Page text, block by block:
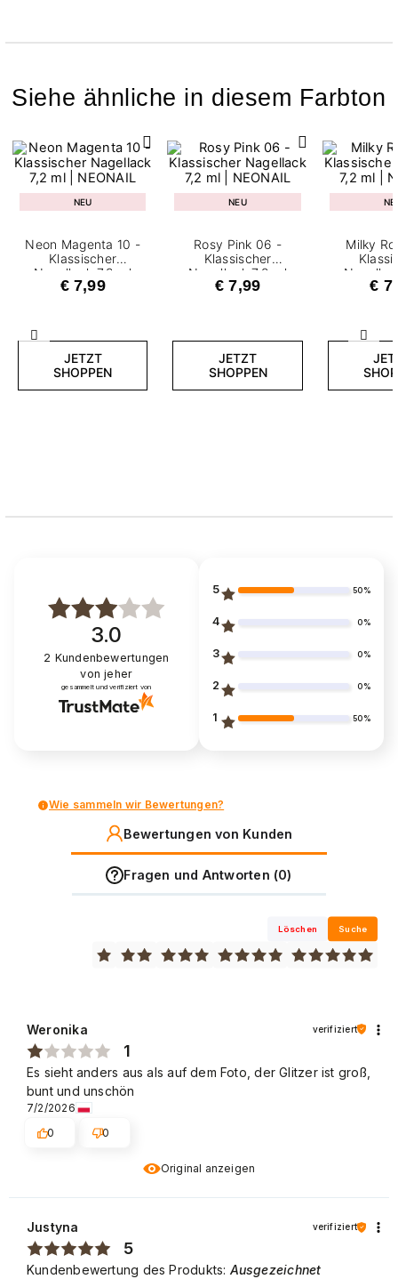
Siehe ähnliche in diesem Farbton
Zurück
NEU
Neon Magenta 10 -
Klassischer
Nagellack 7,2 ml
€ 7,99
JETZT
SHOPPEN
NEU
Rosy Pink 06 -
Klassischer
Nagellack 7,2 ml
€ 7,99
JETZT
SHOPPEN
Milky
€
3.0
2 Kundenbewertungen
von jeher
gesammelt und verifiziert von
5 50%
4 0%
3 0%
2 0%
1 50%
Wie sammeln wir Bewertungen?
Bewertungen von Kunden
Fragen und Antworten (0)
Löschen Suche
Original anzeigen
Weronika verifiziert
1
Es sieht anders aus als auf dem Foto, der Glitzer ist groß,
bunt und unschön
7/2/2026
0
0
Justyna verifiziert
5
Kundenbewertung des Produkts: Ausgezeichnet